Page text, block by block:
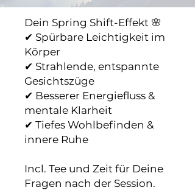
Dein Spring Shift-Effekt 🌸
✔ Spürbare Leichtigkeit im
Körper
✔ Strahlende, entspannte
Gesichtszüge
✔ Besserer Energiefluss &
mentale Klarheit
✔ Tiefes Wohlbefinden &
innere Ruhe
Incl. Tee und Zeit für Deine
Fragen nach der Session.